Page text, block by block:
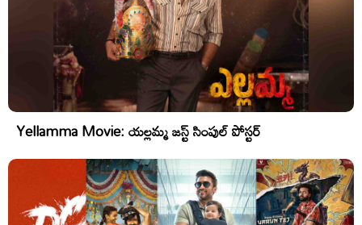
Yellamma Movie: యల్లమ్మ జస్ట్ సింపుల్ పోస్టర్